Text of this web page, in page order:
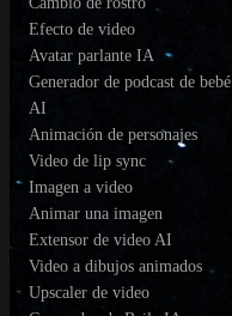
Efecto de video
Avatar parlante IA
Generador de podcast de bebé
AI
Animación de personajes
Video de lip sync
Imagen a video
Animar una imagen
Extensor de video AI
Video a dibujos animados
Upscaler de video